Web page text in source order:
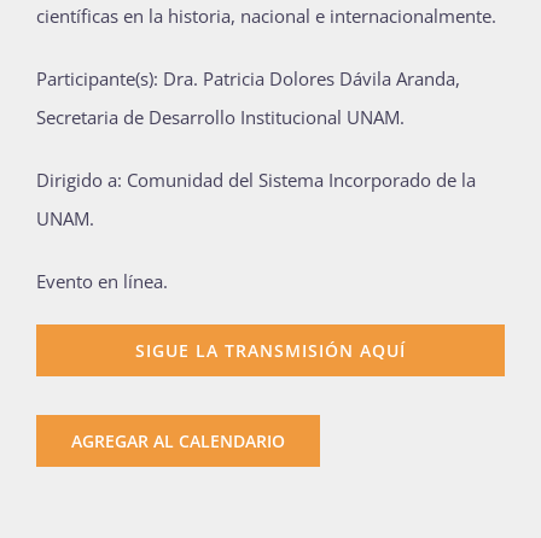
científicas en la historia, nacional e internacionalmente.
Participante(s): Dra. Patricia Dolores Dávila Aranda,
Secretaria de Desarrollo Institucional UNAM.
Dirigido a: Comunidad del Sistema Incorporado de la
UNAM.
Evento en línea.
SIGUE LA TRANSMISIÓN AQUÍ
AGREGAR AL CALENDARIO